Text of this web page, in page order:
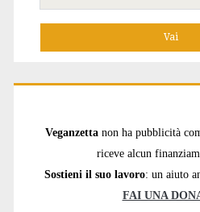
per:
Veganzetta non ha pubblicità
riceve alcun
Sostieni il suo lavoro: un aiuto
FAI UNA